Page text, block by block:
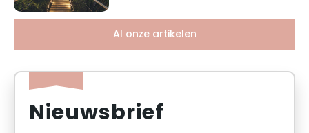
Al onze artikelen
Nieuwsbrief